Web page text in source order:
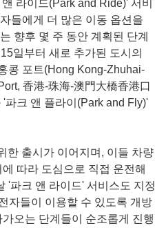
라이드(Park and Ride)' 서비
들에게 더 많은 이동 옵션을
향후 몇 주 동안 계획된 단계
일부터 새로 추가된 도시의
콩 포트(Hong Kong-Zhuhai-
香港-珠海-澳門大橋香港口
파크 앤 플라이(Park and Fly)'
한 출시가 이어지며, 이들 차량
따라 도심으로 직접 운전해
'파크 앤 라이드' 서비스도 지정
자들이 이용할 수 있도록 개방
오는 단계들이 순조롭게 진행